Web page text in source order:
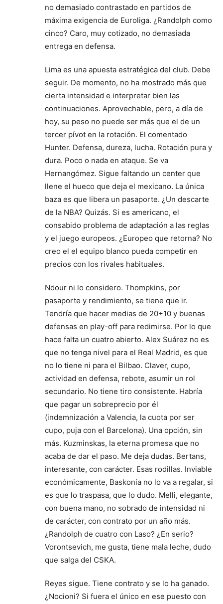
no demasiado contrastado en partidos de
máxima exigencia de Euroliga. ¿Randolph como
cinco? Caro, muy cotizado, no demasiada
entrega en defensa.
Lima es una apuesta estratégica del club. Debe
seguir. De momento, no ha mostrado más que
cierta intensidad e interpretar bien las
continuaciones. Aprovechable, pero, a día de
hoy, su peso no puede ser más que el de un
tercer pívot en la rotación. El comentado
Hunter. Defensa, dureza, lucha. Rotación pura y
dura. Poco o nada en ataque. Se va
Hernangómez. Sigue faltando un center que
llene el hueco que deja el mexicano. La única
baza es que libera un pasaporte. ¿Un descarte
de la NBA? Quizás. Si es americano, el
consabido problema de adaptación a las reglas
y el juego europeos. ¿Europeo que retorna? No
creo el el equipo blanco pueda competir en
precios con los rivales habituales.
Ndour ni lo considero. Thompkins, por
pasaporte y rendimiento, se tiene que ir.
Tendría que hacer medias de 20+10 y buenas
defensas en play-off para redimirse. Por lo que
hace falta un cuatro abierto. Alex Suárez no es
que no tenga nivel para el Real Madrid, es que
no lo tiene ni para el Bilbao. Claver, cupo,
actividad en defensa, rebote, asumir un rol
secundario. No tiene tiro consistente. Habría
que pagar un sobreprecio por él
(indemnización a Valencia, la cuota por ser
cupo, puja con el Barcelona). Una opción, sin
más. Kuzminskas, la eterna promesa que no
acaba de dar el paso. Me deja dudas. Bertans,
interesante, con carácter. Esas rodillas. Inviable
económicamente, Baskonia no lo va a regalar, si
es que lo traspasa, que lo dudo. Melli, elegante,
con buena mano, no sobrado de intensidad ni
de carácter, con contrato por un año más.
¿Randolph de cuatro con Laso? ¿En serio?
Vorontsevich, me gusta, tiene mala leche, dudo
que salga del CSKA.
Reyes sigue. Tiene contrato y se lo ha ganado.
¿Nocioni? Si fuera el único en ese puesto con